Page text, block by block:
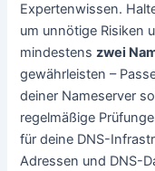
Expertenwissen.
um unnötige Risiken
mindestenszwei
gewährleisten –
deiner Nameserver
regelmäßige
für deine DNS-
Adressen und DNS-